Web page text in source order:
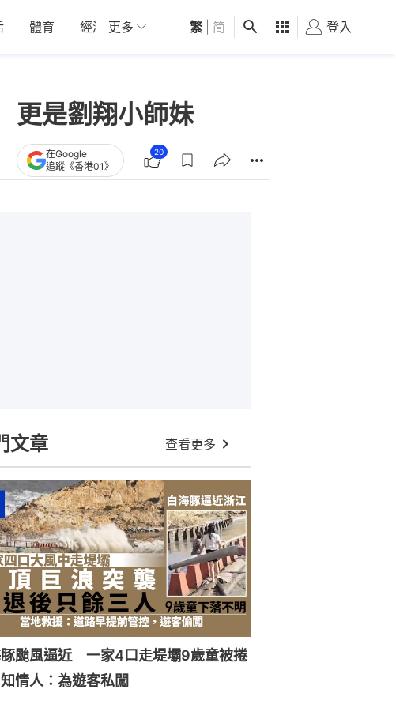
體育 經濟 01深圳 觀點 健康 好食玩飛
更多 繁 简 登入
是劉翔小師妹
在Google
追蹤《香港01》
20
文章 查看更多
豚颱風逼近 一家4口走堤壩9歲童被捲
情人：為遊客私闖